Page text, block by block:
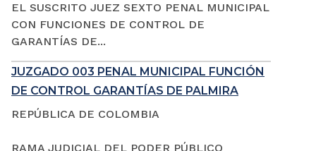
EL SUSCRITO JUEZ SEXTO PENAL MUNICIPAL
CON FUNCIONES DE CONTROL DE
GARANTÍAS DE...
JUZGADO 003 PENAL MUNICIPAL FUNCIÓN
DE CONTROL GARANTÍAS DE PALMIRA
REPÚBLICA DE COLOMBIA
RAMA JUDICIAL DEL PODER PÚBLICO